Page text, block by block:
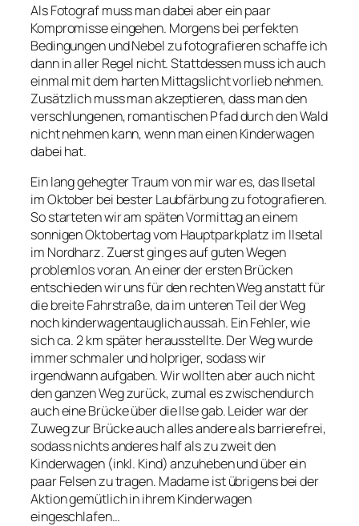
Als Fotograf muss man dabei aber ein paar
Kompromisse eingehen. Morgens bei perfekten
Bedingungen und Nebel zu fotografieren schaffe ich
dann in aller Regel nicht. Stattdessen muss ich auch
einmal mit dem harten Mittagslicht vorlieb nehmen.
Zusätzlich muss man akzeptieren, dass man den
verschlungenen, romantischen Pfad durch den Wald
nicht nehmen kann, wenn man einen Kinderwagen
dabei hat.
Ein lang gehegter Traum von mir war es, das Ilsetal
im Oktober bei bester Laubfärbung zu fotografieren.
So starteten wir am späten Vormittag an einem
sonnigen Oktobertag vom Hauptparkplatz im Ilsetal
im Nordharz. Zuerst ging es auf guten Wegen
problemlos voran. An einer der ersten Brücken
entschieden wir uns für den rechten Weg anstatt für
die breite Fahrstraße, da im unteren Teil der Weg
noch kinderwagentauglich aussah. Ein Fehler, wie
sich ca. 2 km später herausstellte. Der Weg wurde
immer schmaler und holpriger, sodass wir
irgendwann aufgaben. Wir wollten aber auch nicht
den ganzen Weg zurück, zumal es zwischendurch
auch eine Brücke über die Ilse gab. Leider war der
Zuweg zur Brücke auch alles andere als barrierefrei,
sodass nichts anderes half als zu zweit den
Kinderwagen (inkl. Kind) anzuheben und über ein
paar Felsen zu tragen. Madame ist übrigens bei der
Aktion gemütlich in ihrem Kinderwagen
eingeschlafen…